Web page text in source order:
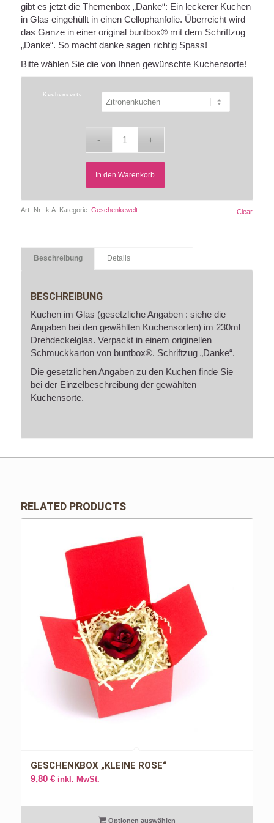
gibt es jetzt die Themenbox „Danke“: Ein leckerer Kuchen
in Glas eingehüllt in einen Cellophanfolie. Überreicht wird
das Ganze in einer original buntbox® mit dem Schriftzug
„Danke“. So macht danke sagen richtig Spass!
Bitte wählen Sie die von Ihnen gewünschte Kuchensorte!
Kuchensorte
Clear
In den Warenkorb
Art.-Nr.: k.A. Kategorie: Geschenkewelt
Beschreibung Details
BESCHREIBUNG
Kuchen im Glas (gesetzliche Angaben : siehe die
Angaben bei den gewählten Kuchensorten) im 230ml
Drehdeckelglas. Verpackt in einem originellen
Schmuckkarton von buntbox®. Schriftzug „Danke“.
Die gesetzlichen Angaben zu den Kuchen finde Sie
bei der Einzelbeschreibung der gewählten
Kuchensorte.
RELATED PRODUCTS
GESCHENKBOX „KLEINE ROSE“
9,80 € inkl. MwSt.
Optionen auswählen